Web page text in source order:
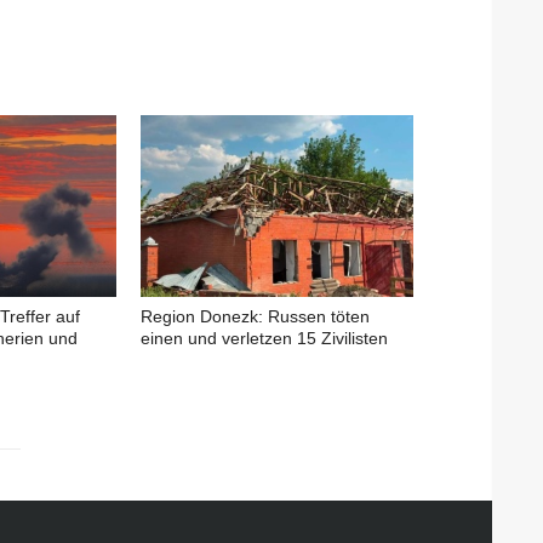
auf
und
Region Donezk: Russen töten
einen und verletzen 15 Zivilisten